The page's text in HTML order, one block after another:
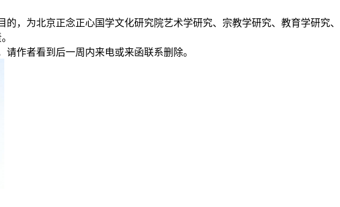
的，为北京正念正心国学文化研究院艺术学研究、宗教学研究、教育学研究
作者看到后一周内来电或来函联系删除。